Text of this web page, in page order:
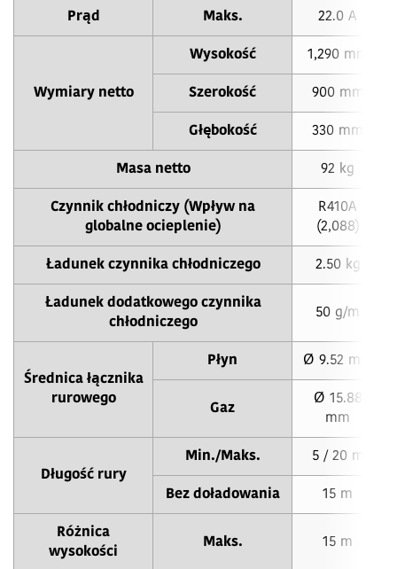
Prąd Maks. 22.0 A
Wymiary netto
Wysokość 1,290 mm
Szerokość 900 mm
Głębokość 330 mm
Masa netto 92 kg
Czynnik chłodniczy (Wpływ na
globalne ocieplenie)
R410A
(2,088)
Ładunek czynnika chłodniczego 2.50 kg
Ładunek dodatkowego czynnika
chłodniczego
50 g/m
Średnica łącznika
rurowego
Płyn Ø 9.52 mm
Gaz
Ø 15.88
mm
Długość rury
Min./Maks. 5 / 20 m
Bez doładowania 15 m
Różnica
wysokości
Maks. 15 m